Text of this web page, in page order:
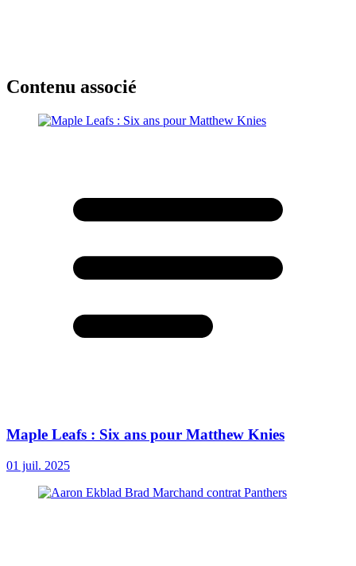
Contenu associé
Maple Leafs : Six ans pour Matthew Knies
01 juil. 2025